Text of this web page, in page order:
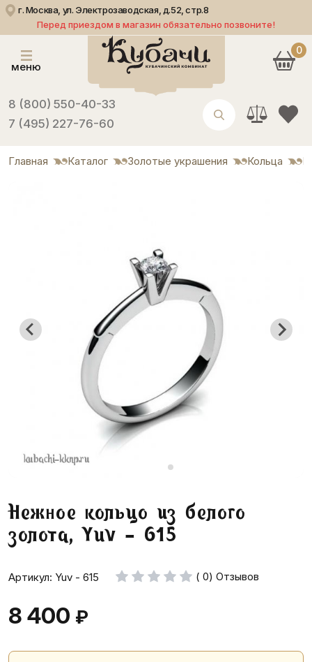
г. Москва, ул. Электрозаводская, д.52, стр.8
Перед приездом в магазин обязательно позвоните!
меню
8 (800) 550-40-33
7 (495) 227-76-60
0
Главная Каталог Золотые украшения Кольца
Нежное кольцо из белого
золота, Yuv - 615
Артикул: Yuv - 615 ( 0) Отзывов
8 400 ₽